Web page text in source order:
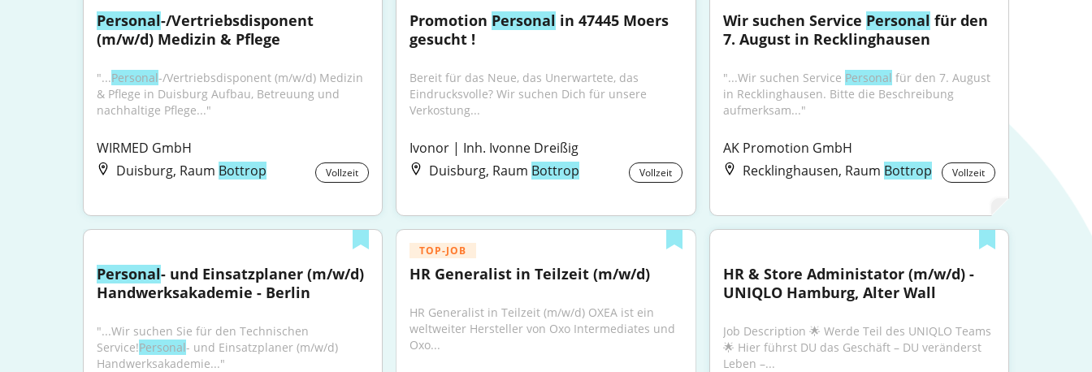
Personal-/Vertriebsdisponent
(m/w/d) Medizin & Pflege
"...Personal-/Vertriebsdisponent (m/w/d) Medizin
& Pflege in Duisburg Aufbau, Betreuung und
nachhaltige Pflege..."
WIRMED GmbH
Duisburg, Raum Bottrop Vollzeit
Promotion Personal in 47445 Moers
gesucht !
Bereit für das Neue, das Unerwartete, das
Eindrucksvolle? Wir suchen Dich für unsere
Verkostung...
Ivonor | Inh. Ivonne Dreißig
Duisburg, Raum Bottrop Vollzeit
Wir suchen Service Personal für den
7. August in Recklinghausen
"...Wir suchen Service Personal für den 7. August
in Recklinghausen. Bitte die Beschreibung
aufmerksam..."
AK Promotion GmbH
Recklinghausen, Raum Bottrop Vollzeit
Personal- und Einsatzplaner (m/w/d)
Handwerksakademie - Berlin
"...Wir suchen Sie für den Technischen
Service!Personal- und Einsatzplaner (m/w/d)
Handwerksakademie..."
TOP-JOB
HR Generalist in Teilzeit (m/w/d)
HR Generalist in Teilzeit (m/w/d) OXEA ist ein
weltweiter Hersteller von Oxo Intermediates und
Oxo...
HR & Store Administator (m/w/d) -
UNIQLO Hamburg, Alter Wall
Job Description 🌟 Werde Teil des UNIQLO Teams
🌟 Hier führst DU das Geschäft – DU veränderst
Leben –...